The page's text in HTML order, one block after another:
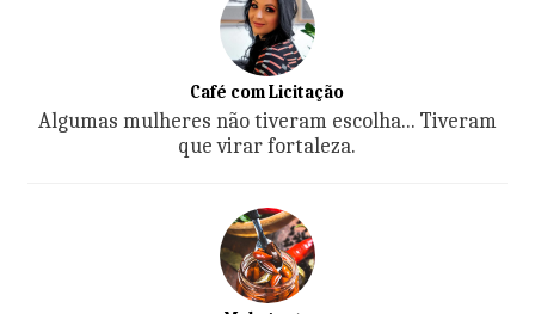
Café com Licitação
Algumas mulheres não tiveram escolha... Tiveram
que virar fortaleza.